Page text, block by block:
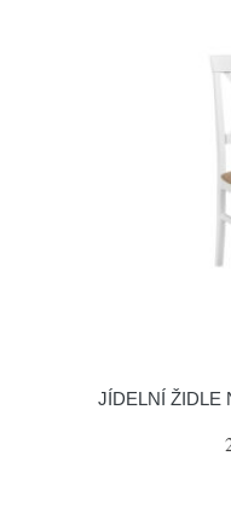
JÍDELNÍ ŽIDLE